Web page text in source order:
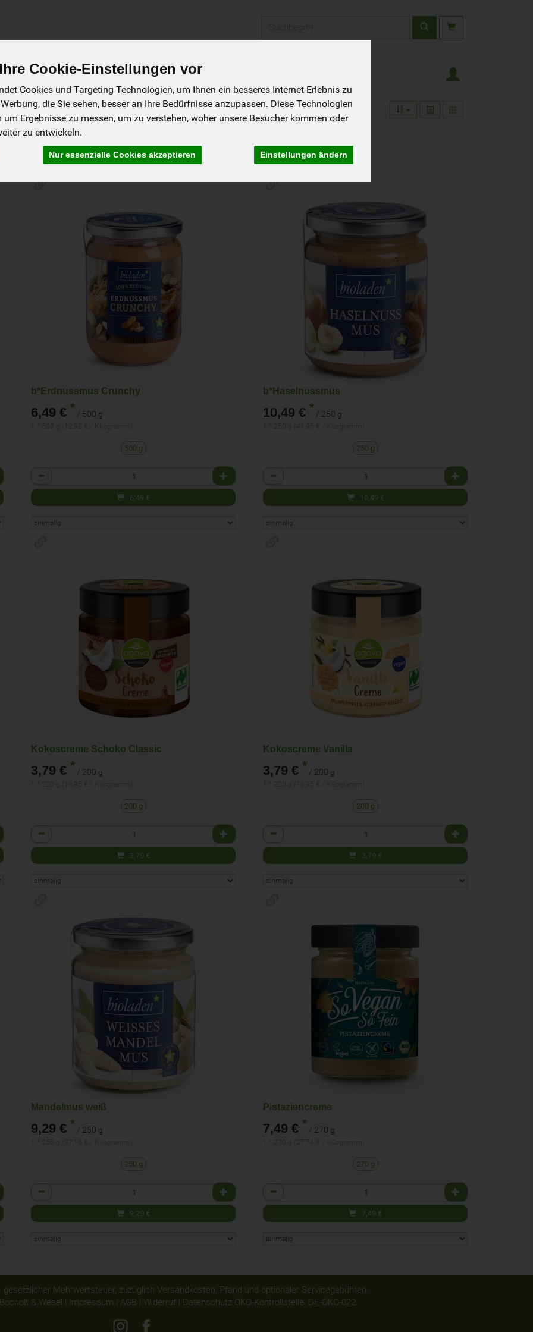
Cookie-Einstellungen vor
Cookies und Targeting Technologien, um Ihnen ein besseres Internet-Erlebnis zu
die Sie sehen, besser an Ihre Bedürfnisse anzupassen. Diese Technologien
Ergebnisse zu messen, um zu verstehen, woher unsere Besucher kommen oder
zu entwickeln.
Nur essenzielle Cookies akzeptieren Einstellungen ändern
Biokisten Angebote Fragen/ FAQ zur Website
9 von 1845
b*Erdnussmus Crunchy
6,49 € * / 500 g
500 g
Anzahl
6,49 €
b*Haselnussmus
10,49 € * / 250 g
250 g
Anzahl
10,49 €
Kokoscreme Schoko Classic
3,79 € * / 200 g
200 g
Anzahl
3,79 €
Kokoscreme Vanilla
3,79 € * / 200 g
200 g
Anzahl
3,79 €
Mandelmus weiß
9,29 € * / 250 g
250 g
Anzahl
9,29 €
Pistaziencreme
7,49 € * / 270 g
270 g
Anzahl
7,49 €
gesetzlicher Mehrwertsteuer, zuzüglich Versandkosten, Pfand und optionaler Servicegebühren.
& Wesel | Impressum | AGB | Widerruf| Datenschutz ÖKO-Kontrollstelle: DE-ÖKO-022